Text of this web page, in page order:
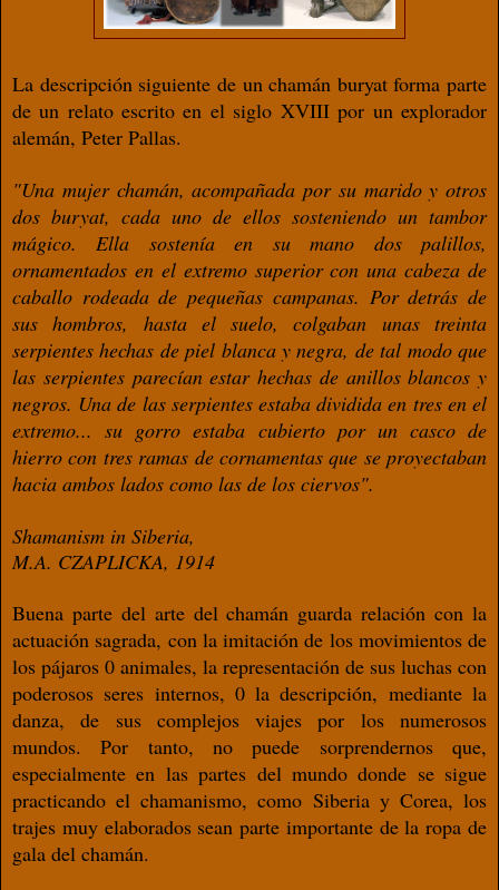
La descripción siguiente de un chamán buryat forma parte
de un relato escrito en el siglo XVIII por un explorador
alemán, Peter Pallas.
"Una mujer chamán, acompañada por su marido y otros
dos buryat, cada uno de ellos sosteniendo un tambor
mágico. Ella sostenía en sumano dos palillos,
ornamentados en el extremo superior con unacabeza de
caballo rodeada depequeñas campanas. Por detrásde
sus hombros, hasta el suelo,colgaban unas treinta
serpienteshechas de piel blanca y negra, de tal modo que
las serpientes parecíanestar hechas de anillos blancos y
negros. Una de las serpientes estabadividida en tres en el
extremo...su gorro estaba cubierto por un casco de
hierro con tres ramas de cornamentas que se proyectaban
hacia ambos lados como las de los ciervos".
Shamanism in Siberia,
M.A. CZAPLICKA, 1914
Buena parte del arte del chamán guarda relacióncon la
actuación sagrada, con la imitaciónde los movimientos de
los pájaros 0 animales, la representación de sus luchas con
poderosos seres internos, 0 la descripción, mediante la
danza,de sus complejos viajes por los numerosos
mundos. Por tanto, no puede sorprendernos que,
especialmente en las partes del mundo donde se sigue
practicando el chamanismo, como Siberia y Corea, los
trajes muy elaborados sean parte importante de la ropa de
gala del chamán.